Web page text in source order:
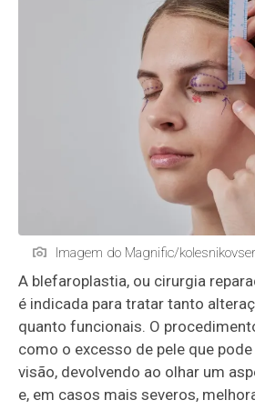
Imagem do Magnific/
A blefaroplastia, ou cirurgia
é indicada para tratar tanto
quanto funcionais. O
como o excesso de pele que
visão, devolvendo ao olhar um
e, em casos mais severos,